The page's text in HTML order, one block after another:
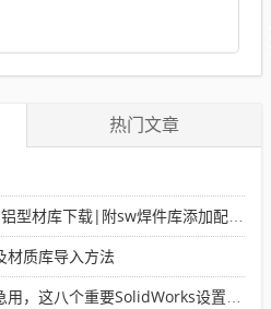
热门文章
库下载|附sw焊件库添加配置使用教程
材质库导入方法
重要SolidWorks设置可以提高你的画图效率